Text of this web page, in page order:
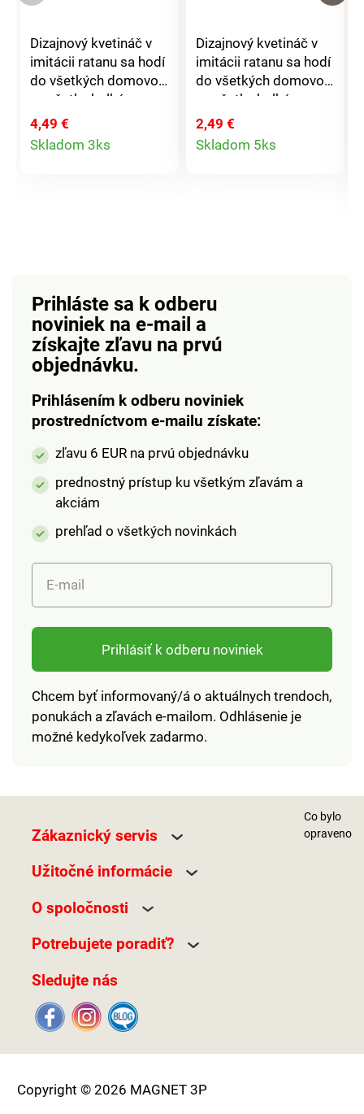
Dizajnový kvetináč v
imitácii ratanu sa hodí
do všetkých domovov,
na všetky balkóny a
terasy. Kvety alebo
bylinky sa v ňom
naozaj skvele
4,49 €
Skladom 3ks
Dizajnový kvetináč v
imitácii ratanu sa hodí
do všetkých domovov,
na všetky balkóny a
terasy. Kvety alebo
bylinky sa v ňom
naozaj skvele
2,49 €
Skladom 5ks
Prihláste sa k odberu
noviniek na e-mail a
získajte zľavu na prvú
objednávku.
Prihlásením k odberu noviniek
prostredníctvom e-mailu získate:
zľavu 6 EUR na prvú objednávku
prednostný prístup ku všetkým zľavám a
akciám
prehľad o všetkých novinkách
E-mail
Prihlásiť k odberu noviniek
Chcem byť informovaný/á o aktuálnych trendoch,
ponukách a zľavách e-mailom. Odhlásenie je
možné kedykoľvek zadarmo.
Zákaznický servis
Užitočné informácie
O spoločnosti
Potrebujete poradiť?
Sledujte nás
Co bylo
opraveno
Copyright © 2026 MAGNET 3P